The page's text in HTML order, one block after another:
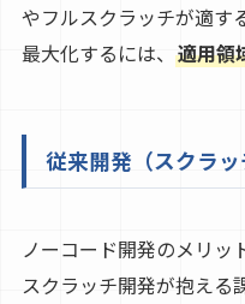
やフルスクラッチが適す
最大化するには、 適用領
従来開発（スクラ
ノーコード開発のメリッ
スクラッチ開発が抱える